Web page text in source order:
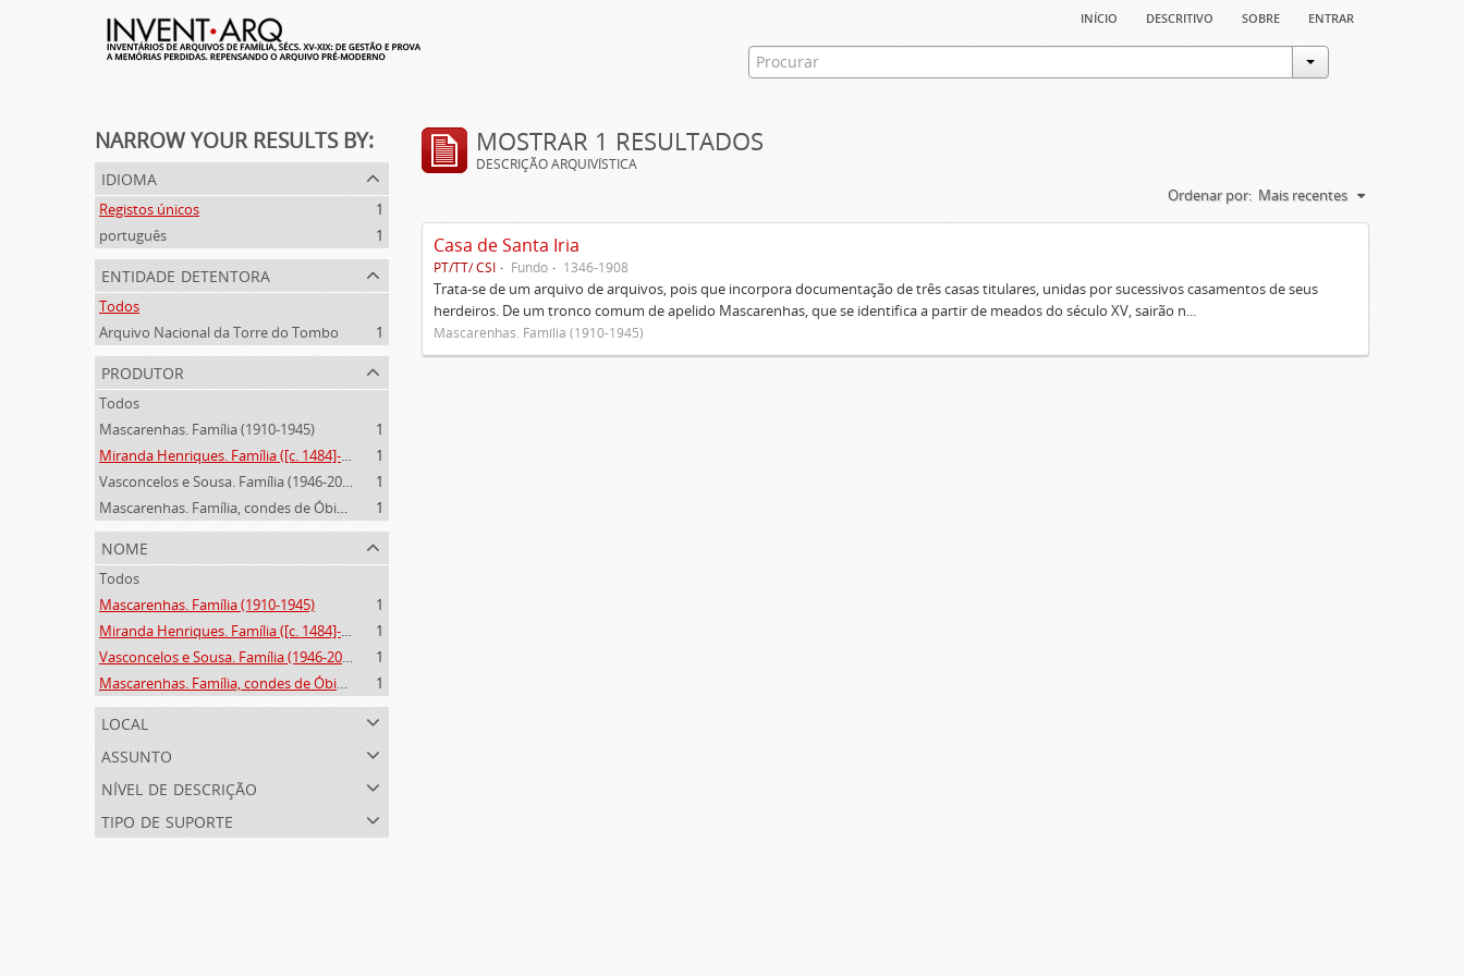
início descritivo sobre entrar
NARROW YOUR RESULTS BY:
idioma
Registos únicos
1
português
1
entidade detentora
Todos
Arquivo Nacional da Torre do Tombo
1
produtor
Todos
Mascarenhas. Família (1910-1945)
1
Miranda Henriques. Família ([c. 1484]-[c.1745])
1
Vasconcelos e Sousa. Família (1946-2006)
1
Mascarenhas. Família, condes de Óbidos, Palma e Sabugal (1669-1910)
1
nome
Todos
Mascarenhas. Família (1910-1945)
1
Miranda Henriques. Família ([c. 1484]-[c.1745])
1
Vasconcelos e Sousa. Família (1946-2006)
1
Mascarenhas. Família, condes de Óbidos, Palma e Sabugal (1669-1910)
1
local
assunto
nível de descrição
tipo de suporte
MOSTRAR 1 RESULTADOS
DESCRIÇÃO ARQUIVÍSTICA
Ordenar por: Mais recentes
Casa de Santa Iria
PT/TT/ CSI Fundo 1346-1908
Trata-se de um arquivo de arquivos, pois que incorpora documentação de três casas titulares, unidas por sucessivos casamentos de seus
herdeiros. De um tronco comum de apelido Mascarenhas, que se identifica a partir de meados do século XV, sairão n...
Mascarenhas. Família (1910-1945)